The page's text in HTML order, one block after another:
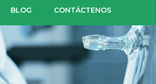
BLOG CONTÁCTENOS